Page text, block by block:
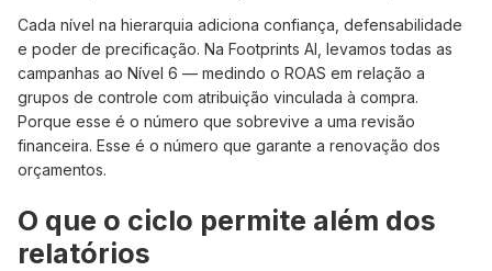
Cada nível na hierarquia adiciona confiança, defensabilidade
e poder de precificação. Na Footprints AI, levamos todas as
campanhas ao Nível 6 — medindo o ROAS em relação a
grupos de controle com atribuição vinculada à compra.
Porque esse é o número que sobrevive a uma revisão
financeira. Esse é o número que garante a renovação dos
orçamentos.
O que o ciclo permite além dos
relatórios